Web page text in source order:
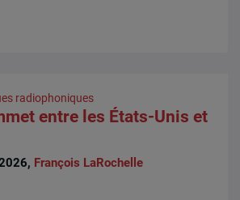
radiophoniques
entre les États-Unis et
François LaRochelle